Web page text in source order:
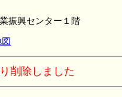
振興センター１階
削除しました